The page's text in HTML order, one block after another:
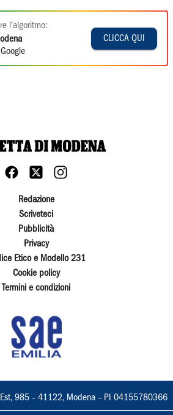
l'algoritmo:
CLICCA QUI
Redazione
Scriveteci
Pubblicità
Privacy
Etico e Modello 231
Cookie policy
Termini e condizioni
Est, 985 – 41122, Modena – PI 04155780366